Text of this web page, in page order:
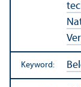
Keyword: